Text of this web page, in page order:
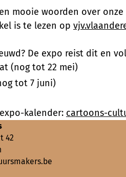
mooie woorden over
is te lezen op
De expo reist dit en
(nog tot 22 mei)
tot 7 juni)
kalender: cartoons-
42